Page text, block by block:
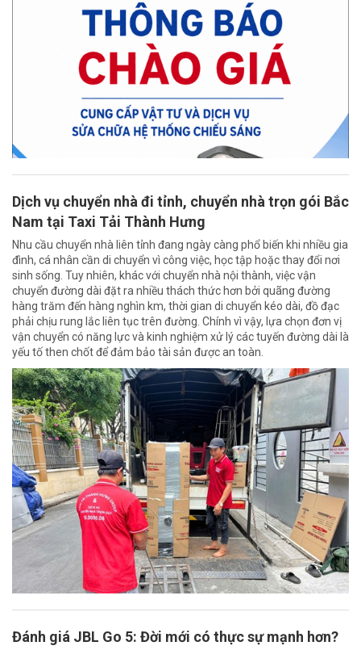
Dịch vụ chuyển nhà đi tỉnh, chuyển nhà trọn gói Bắc
Nam tại Taxi Tải Thành Hưng
Nhu cầu chuyển nhà liên tỉnh đang ngày càng phổ biến khi nhiều gia
đình, cá nhân cần di chuyển vì công việc, học tập hoặc thay đổi nơi
sinh sống. Tuy nhiên, khác với chuyển nhà nội thành, việc vận
chuyển đường dài đặt ra nhiều thách thức hơn bởi quãng đường
hàng trăm đến hàng nghìn km, thời gian di chuyển kéo dài, đồ đạc
phải chịu rung lắc liên tục trên đường. Chính vì vậy, lựa chọn đơn vị
vận chuyển có năng lực và kinh nghiệm xử lý các tuyến đường dài là
yếu tố then chốt để đảm bảo tài sản được an toàn.
Đánh giá JBL Go 5: Đời mới có thực sự mạnh hơn?